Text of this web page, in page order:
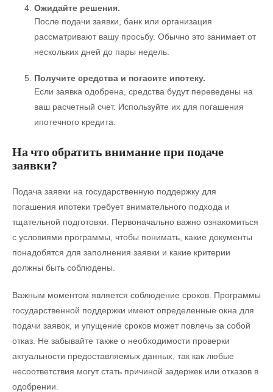
Ожидайте решения.
После подачи заявки, банк или организация
рассматривают вашу просьбу. Обычно это занимает от
нескольких дней до пары недель.
Получите средства и погасите ипотеку.
Если заявка одобрена, средства будут переведены на
ваш расчетный счет. Используйте их для погашения
ипотечного кредита.
На что обратить внимание при подаче
заявки?
Подача заявки на государственную поддержку для
погашения ипотеки требует внимательного подхода и
тщательной подготовки. Первоначально важно ознакомиться
с условиями программы, чтобы понимать, какие документы
понадобятся для заполнения заявки и какие критерии
должны быть соблюдены.
Важным моментом является соблюдение сроков. Программы
государственной поддержки имеют определенные окна для
подачи заявок, и упущение сроков может повлечь за собой
отказ. Не забывайте также о необходимости проверки
актуальности предоставляемых данных, так как любые
несоответствия могут стать причиной задержек или отказов в
одобрении.